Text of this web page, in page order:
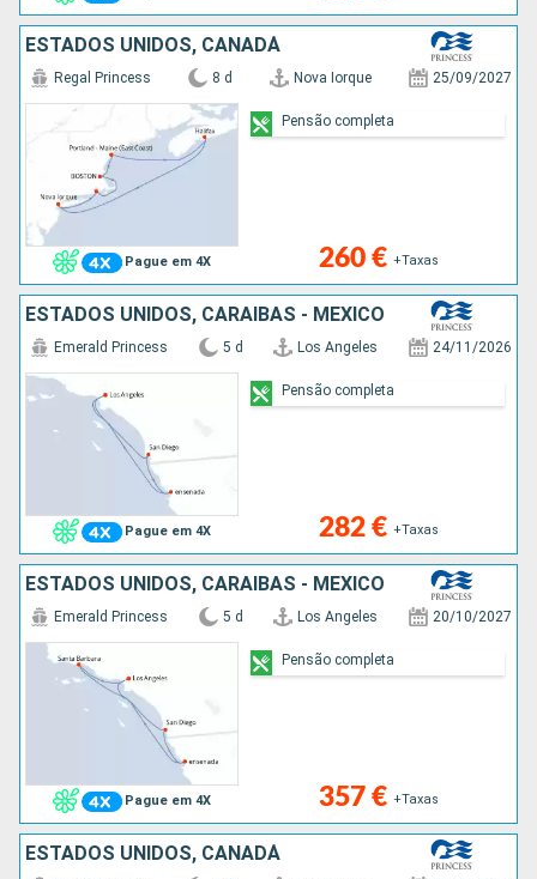
ESTADOS UNIDOS, CANADÁ
Pague em 4X
Regal Princess 8 d Nova Iorque 25/09/2027
260 € +Taxas
Pensão completa
ESTADOS UNIDOS, CARAIBAS - MEXICO
Pague em 4X
Emerald Princess 5 d Los Angeles 24/11/2026
282 € +Taxas
Pensão completa
ESTADOS UNIDOS, CARAIBAS - MEXICO
Pague em 4X
Emerald Princess 5 d Los Angeles 20/10/2027
357 € +Taxas
Pensão completa
ESTADOS UNIDOS, CANADÁ